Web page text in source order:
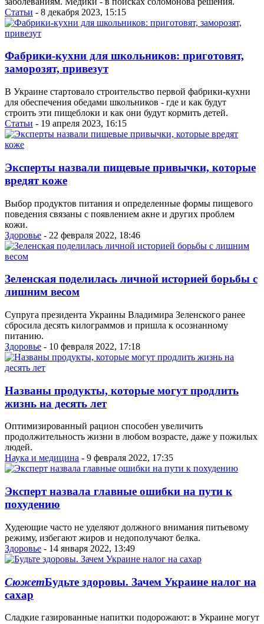
Статьи - 8 декабря 2023, 15:15
Фабрики-кухни для школьников: приготовят,
заморозят, привезут
В Украине стартовало строительство первой фабрики-кухни
для обеспечения обедами школьников - где и как будут
строить эти пищеблоки и как они будут кормить детей.
Статьи - 19 апреля 2023, 16:15
Эксперты назвали пищевые привычки, которые
вредят коже
Выбор продуктов питания и определенные формы пищевого
поведения связаны с появлением акне и других проблем
кожи.
Здоровье - 22 февраля 2022, 18:46
Зеленская поделилась личной историей борьбы с
лишним весом
Супруга президента Украины Владимира Зеленского ранее
сбросила десять килограммов и пришла к осознанному
питанию.
Здоровье - 10 февраля 2022, 17:18
Названы продукты, которые могут продлить
жизнь на десять лет
Оптимизированный рацион способен увеличить
продолжительность жизни в любом возрасте, даже у пожилых
людей.
Наука и медицина - 9 февраля 2022, 17:35
Эксперт назвала главные ошибки на пути к
похудению
Худеющие часто не уделяют должного внимания питьевому
режиму, избегают жиров и недополучают белка.
Здоровье - 14 января 2022, 13:49
СюжетБудьте здоровы. Зачем Украине налог на
сахар
Сладкие газированные напитки подорожают: в Украине могут